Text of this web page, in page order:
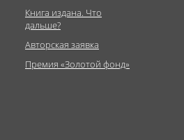
Книга издана. Что
дальше?
Авторская заявка
Премия «Золотой фонд»